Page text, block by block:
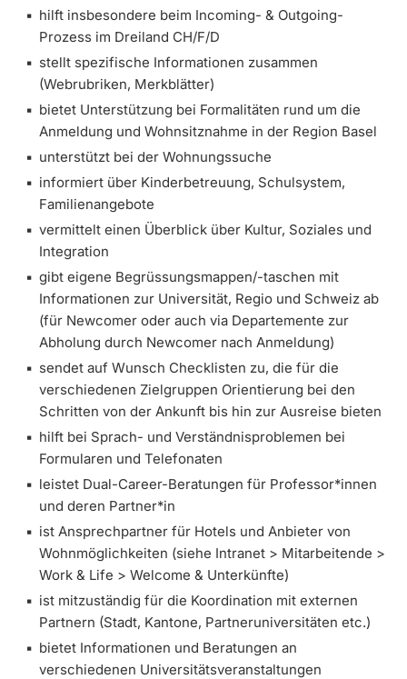
hilft insbesondere beim Incoming- & Outgoing-
Prozess im Dreiland CH/F/D
stellt spezifische Informationen zusammen
(Webrubriken, Merkblätter)
bietet Unterstützung bei Formalitäten rund um die
Anmeldung und Wohnsitznahme in der Region Basel
unterstützt bei der Wohnungssuche
informiert über Kinderbetreuung, Schulsystem,
Familienangebote
vermittelt einen Überblick über Kultur, Soziales und
Integration
gibt eigene Begrüssungsmappen/-taschen mit
Informationen zur Universität, Regio und Schweiz ab
(für Newcomer oder auch via Departemente zur
Abholung durch Newcomer nach Anmeldung)
sendet auf Wunsch Checklisten zu, die für die
verschiedenen Zielgruppen Orientierung bei den
Schritten von der Ankunft bis hin zur Ausreise bieten
hilft bei Sprach- und Verständnisproblemen bei
Formularen und Telefonaten
leistet Dual-Career-Beratungen für Professor*innen
und deren Partner*in
ist Ansprechpartner für Hotels und Anbieter von
Wohnmöglichkeiten (siehe Intranet > Mitarbeitende >
Work & Life > Welcome & Unterkünfte)
ist mitzuständig für die Koordination mit externen
Partnern (Stadt, Kantone, Partneruniversitäten etc.)
bietet Informationen und Beratungen an
verschiedenen Universitätsveranstaltungen